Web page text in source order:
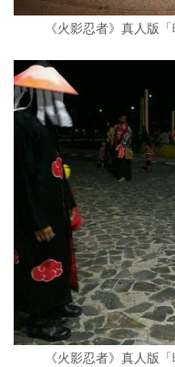
《火影忍者》真人版
《火影忍者》真人版